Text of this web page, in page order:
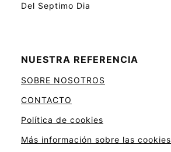
Del Septimo Dia
NUESTRA REFERENCIA
SOBRE NOSOTROS
CONTACTO
Política de cookies
Más información sobre las cookies